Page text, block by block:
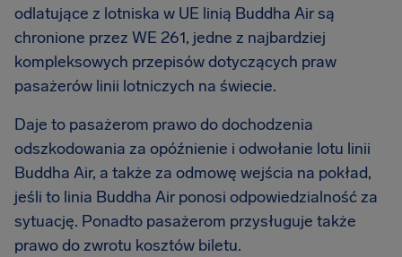
odlatujące z lotniska w UE linią Buddha Air są
chronione przez WE 261, jedne z najbardziej
kompleksowych przepisów dotyczących praw
pasażerów linii lotniczych na świecie.
Daje to pasażerom prawo do dochodzenia
odszkodowania za opóźnienie i odwołanie lotu linii
Buddha Air, a także za odmowę wejścia na pokład,
jeśli to linia Buddha Air ponosi odpowiedzialność za
sytuację. Ponadto pasażerom przysługuje także
prawo do zwrotu kosztów biletu.